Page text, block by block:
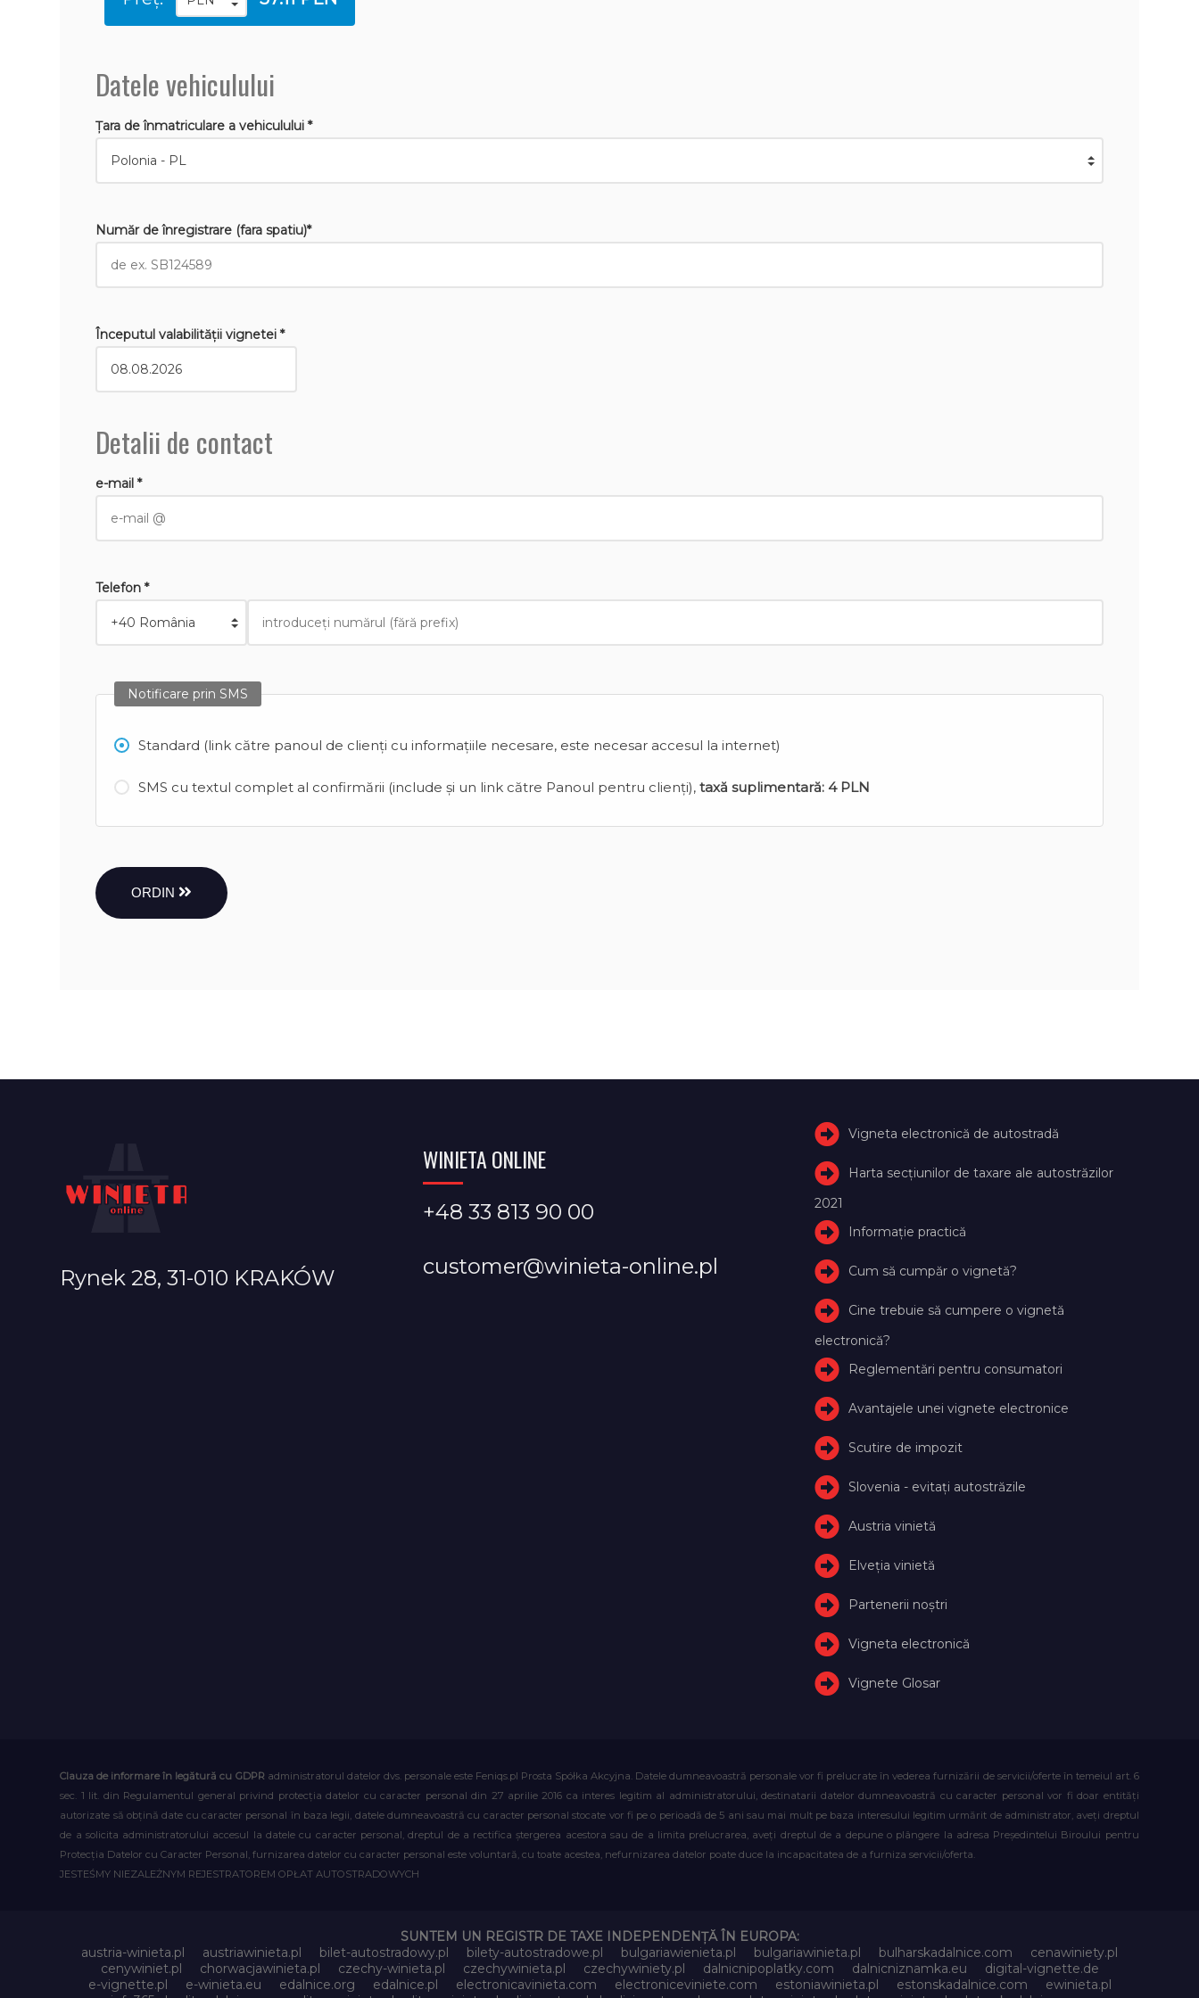
Datele vehiculului
Țara de înmatriculare a vehiculului *
Număr de înregistrare (fara spatiu)*
Începutul valabilităţii vignetei *
Detalii de contact
e-mail *
Telefon *
Notificare prin SMS
Standard (link către panoul de clienți cu informațiile necesare, este necesar accesul la internet)
SMS cu textul complet al confirmării (include și un link către Panoul pentru clienți),taxă suplimentară: 4 PLN
ORDIN
Rynek 28, 31-010 KRAKÓW
WINIETA ONLINE
+48 33 813 90 00
customer@winieta-online.pl
Vigneta electronică de autostradă
Harta secțiunilor de taxare ale autostrăzilor
2021
Informație practică
Cum să cumpăr o vignetă?
Cine trebuie să cumpere o vignetă
electronică?
Reglementări pentru consumatori
Avantajele unei vignete electronice
Scutire de impozit
Slovenia - evitați autostrăzile
Austria vinietă
Elveţia vinietă
Partenerii noștri
Vigneta electronică
Vignete Glosar
Clauza de informare în legătură cu GDPR administratorul datelor dvs. personale este Feniqs.pl Prosta Spółka Akcyjna. Datele dumneavoastră personale vor fi prelucrate în vederea furnizării de servicii/oferte în temeiul art. 6
sec. 1 lit. din Regulamentul general privind protecția datelor cu caracter personal din 27 aprilie 2016 ca interes legitim al administratorului, destinatarii datelor dumneavoastră cu caracter personal vor fi doar entități
autorizate să obțină date cu caracter personal în baza legii, datele dumneavoastră cu caracter personal stocate vor fi pe o perioadă de 5 ani sau mai mult pe baza interesului legitim urmărit de administrator, aveți dreptul
de a solicita administratorului accesul la datele cu caracter personal, dreptul de a rectifica ștergerea acestora sau de a limita prelucrarea, aveți dreptul de a depune o plângere la adresa Președintelui Biroului pentru
Protecția Datelor cu Caracter Personal, furnizarea datelor cu caracter personal este voluntară, cu toate acestea, nefurnizarea datelor poate duce la incapacitatea de a furniza servicii/oferta.
JESTEŚMY NIEZALEŻNYM REJESTRATOREM OPŁAT AUTOSTRADOWYCH
SUNTEM UN REGISTR DE TAXE INDEPENDENȚĂ ÎN EUROPA:
austria-winieta.pl
austriawinieta.pl bilet-autostradowy.pl bilety-autostradowe.pl bulgariawienieta.pl bulgariawinieta.pl bulharskadalnice.com
cenawiniety.pl
cenywiniet.pl
chorwacjawinieta.pl czechy-winieta.pl czechywinieta.pl czechywiniety.pl dalnicnipoplatky.com dalnicniznamka.eu
digital-vignette.de
e-vignette.pl
e-winieta.eu edalnice.org edalnice.pl electronicavinieta.com electroniceviniete.com estoniawinieta.pl estonskadalnice.com
ewinieta.pl